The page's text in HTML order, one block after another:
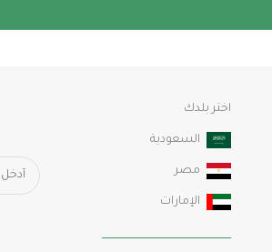
اختر بلدك
السعودية
مصر
الإمارات